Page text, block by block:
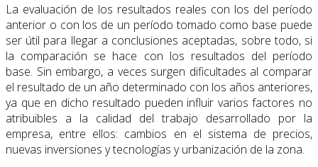
La evaluación de los resultados reales con los del período
anterior o con los de un período tomado como base puede
ser útil para llegar a conclusiones aceptadas, sobre todo, si
la comparación se hace con los resultados del período
base. Sin embargo, a veces surgen dificultades al comparar
el resultado de un año determinado con los años anteriores,
ya que en dicho resultado pueden influir varios factores no
atribuibles a la calidad del trabajo desarrollado por la
empresa, entre ellos: cambios en el sistema de precios,
nuevas inversiones y tecnologías y urbanización de la zona.